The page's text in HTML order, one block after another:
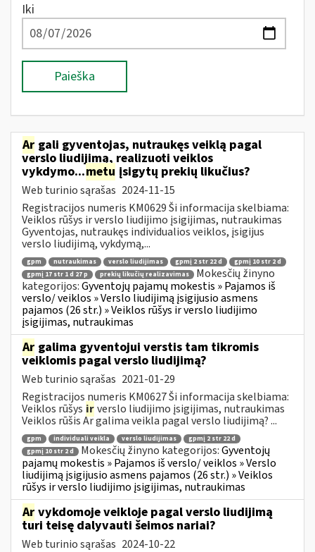
Iki
Paieška
Ar gali gyventojas, nutraukęs veiklą pagal
verslo liudijimą, realizuoti veiklos
vykdymo...metu įsigytų prekių likučius?
Web turinio sąrašas 2024-11-15
Registracijos numeris KM0629 Ši informacija skelbiama:
Veiklos rūšys ir verslo liudijimo įsigijimas, nutraukimas
Gyventojas, nutraukęs individualios veiklos, įsigijus
verslo liudijimą, vykdymą,...
gpm nutraukimas verslo liudijimas gpmį 2 str 22 d
gpmį 10 str 2 d
gpmį 17 str 1 d 27 p
prekių likučių realizavimas
Mokesčių žinyno
kategorijos:Gyventojų pajamų mokestis » Pajamos iš
verslo/ veiklos » Verslo liudijimą įsigijusio asmens
pajamos (26 str.) » Veiklos rūšys ir verslo liudijimo
įsigijimas, nutraukimas
Ar galima gyventojui verstis tam tikromis
veiklomis pagal verslo liudijimą?
Web turinio sąrašas 2021-01-29
Registracijos numeris KM0627 Ši informacija skelbiama:
Veiklos rūšys irverslo liudijimo įsigijimas, nutraukimas
Veiklos rūšis Ar galima veikla pagal verslo liudijimą? ...
gpm individuali veikla verslo liudijimas
gpmį 2 str 22 d
gpmį 10 str 2 d
Mokesčių žinyno kategorijos:Gyventojų
pajamų mokestis » Pajamos iš verslo/ veiklos » Verslo
liudijimą įsigijusio asmens pajamos (26 str.) » Veiklos
rūšys ir verslo liudijimo įsigijimas, nutraukimas
Ar vykdomoje veikloje pagal verslo liudijimą
turi teisę dalyvauti šeimos nariai?
Web turinio sąrašas 2024-10-22